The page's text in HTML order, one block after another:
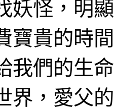
妖怪，明
寶貴的時
我們的生
界，愛父